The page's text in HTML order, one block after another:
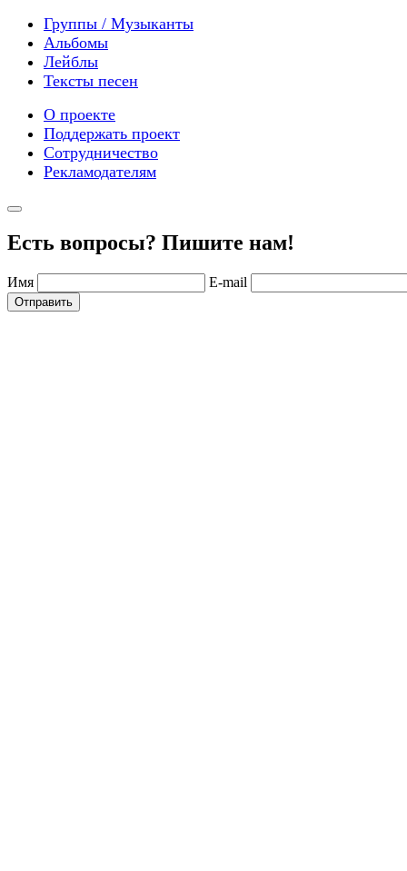
Группы / Музыканты
Альбомы
Лейблы
Тексты песен
О проекте
Поддержать проект
Сотрудничество
Рекламодателям
Есть вопросы? Пишите нам!
Имя E-mail